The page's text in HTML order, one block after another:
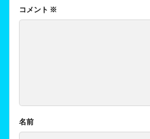
コメント ※
名前